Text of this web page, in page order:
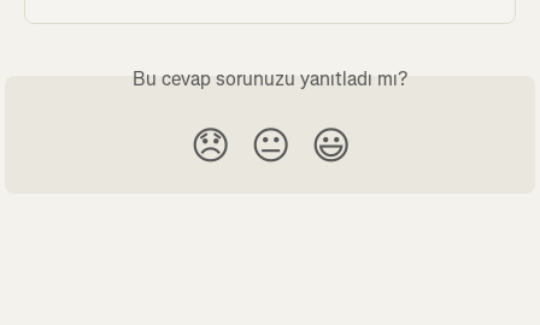
Bu cevap sorunuzu yanıtladı mı?
😞 😐 😃